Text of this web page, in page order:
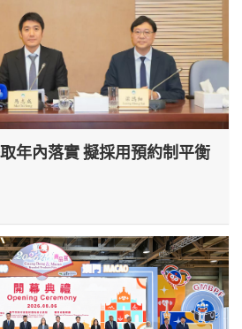
年內落實 擬採用預約制平衡